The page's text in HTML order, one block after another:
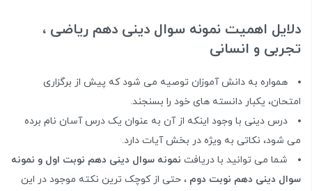
دلایل اهمیت نمونه سوال دینی دهم ریاضی ،
تجربی و انسانی
همواره به دانش آموزان توصیه می شود که پیش از برگزاری
امتحان، یکبار دانسته های خود را بسنجند.
درس دینی با وجود اینکه از آن به عنوان یک درس آسان نام برده
می شود، نکاتی به ویژه در بخش آیات دارد.
شما می توانید با دریافت نمونه سوال دینی دهم نوبت اول و نمونه
سوال دینی دهم نوبت دوم ، حتی از کوچک ترین نکته موجود در این